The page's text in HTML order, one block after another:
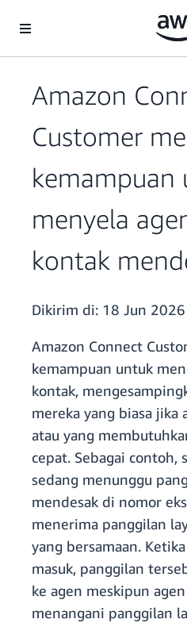
Amazon
Customer
kemampuan
menyela
kontak
Dikirim di: 18 Jun 2026
Amazon Connect
kemampuan untuk
kontak,
mereka yang biasa jika
atau yang
cepat. Sebagai contoh,
sedang menunggu
mendesak di nomor
menerima panggilan
yang bersamaan.
masuk, panggilan
ke agen meskipun
menangani panggilan